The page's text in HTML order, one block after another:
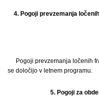
4. Pogoji prevzemanja
Pogoji prevzemanja ločenih
se določijo v letnem programu.
5. Pogoji za